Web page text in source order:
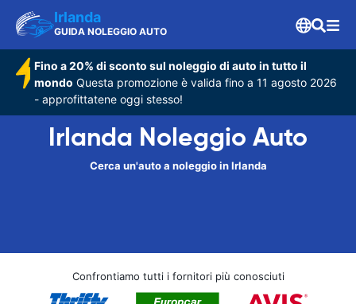
Irlanda
GUIDA NOLEGGIO AUTO
Fino a 20% di sconto sul noleggio di auto in tutto il
mondo Questa promozione è valida fino a 11 agosto 2026
- approfittatene oggi stesso!
Irlanda Noleggio Auto
Cerca un'auto a noleggio in Irlanda
Confrontiamo tutti i fornitori più conosciuti